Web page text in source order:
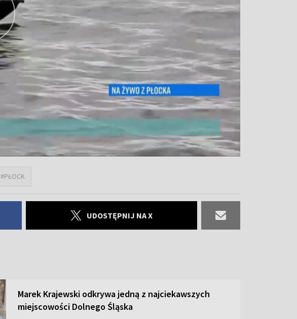
#PŁOCK
UDOSTĘPNIJ NA X
Marek Krajewski odkrywa jedną z najciekawszych
miejscowości Dolnego Śląska